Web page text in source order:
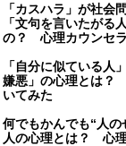
「カスハラ」が社会
「文句を言いたがる
の？ 心理カウンセ
「自分に似ている人
嫌悪」の心理とは？
いてみた
何でもかんでも“人
人の心理とは？ 心